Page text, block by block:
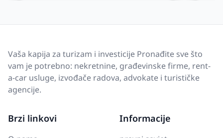
Vaša kapija za turizam i investicije Pronađite sve što
vam je potrebno: nekretnine, građevinske firme, rent-
a-car usluge, izvođače radova, advokate i turističke
agencije.
Brzi linkovi Informacije